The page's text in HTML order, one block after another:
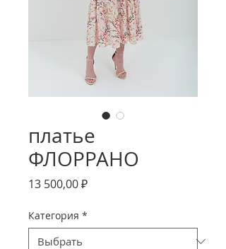
платье
ФЛОРРАНО
13 500,00 ₽Цена
Категория *